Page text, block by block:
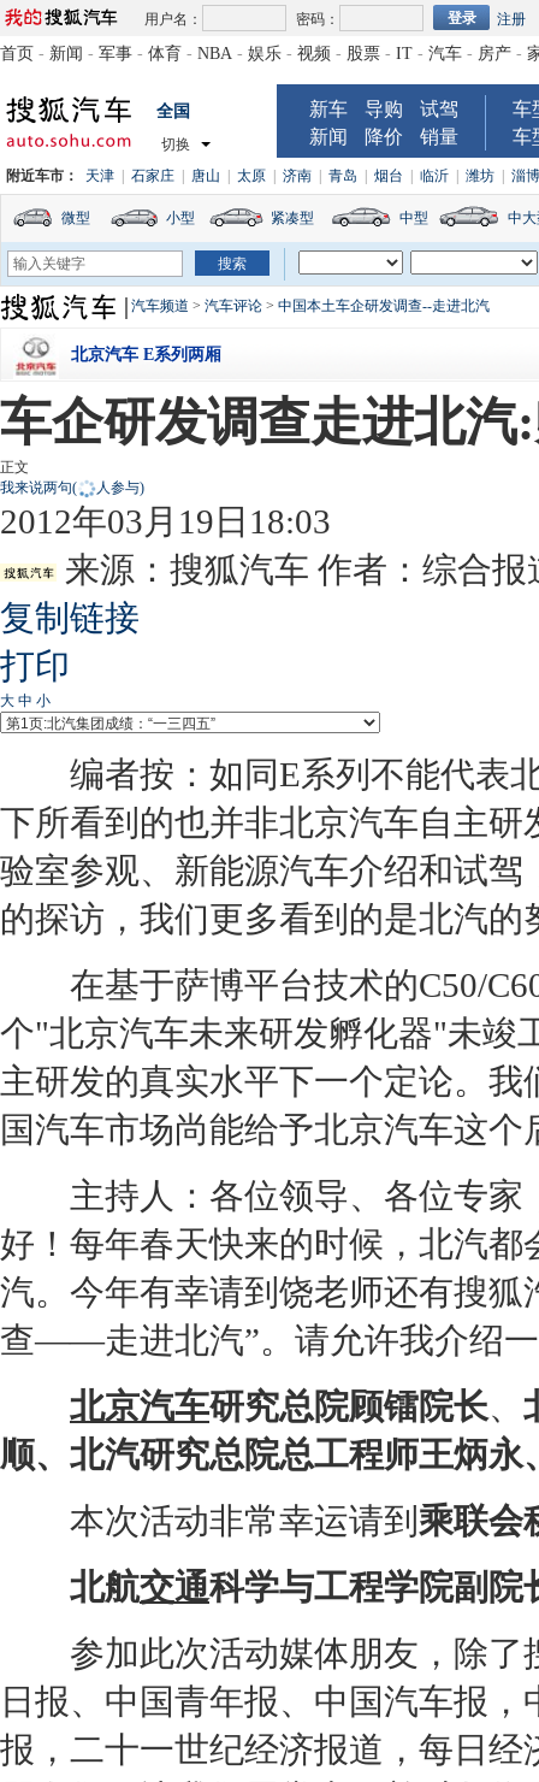
用户名： 密码： 注册
首页 - 新闻 - 军事 - 体育 - NBA - 娱乐 - 视频 - 股票 - IT - 汽车 - 房产 -
全国
切换
新车 导购
试驾
新闻
降价 销量
车
车
附近车市： 天津 石家庄 唐山 太原 济南 青岛 烟台 临沂 潍坊 淄博
微型 小型 紧凑型 中型 中
汽车频道 > 汽车评论 > 中国本土车企研发调查--走进北汽
北京汽车 E系列两厢
车企研发调查走进北
正文
我来说两句( 人参与)
2012年03月19日18:03
来源： 搜狐汽车 作者：综合报
复制链接
打印
大 中 小
编者按：如同E系列不能代表北
下所看到的也并非北京汽车自主
验室参观、新能源汽车介绍和试
的探访，我们更多看到的是北汽的
在基于萨博平台技术的C50/
个"北京汽车未来研发孵化器"未竣
主研发的真实水平下一个定论。
国汽车市场尚能给予北京汽车这
主持人：各位领导、各位专家
好！每年春天快来的时候，北汽
汽。今年有幸请到饶老师还有搜狐
查——走进北汽”。请允许我介绍
北京汽车研究总院顾镭院长、
顺、 北汽研究总院总工程师王炳
本次活动非常幸运请到 乘联会
北航交通科学与工程学院副院
参加此次活动媒体朋友，除了
日报、中国青年报、中国汽车报
报，二十一世纪经济报道，每日经